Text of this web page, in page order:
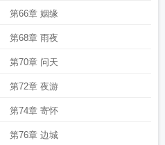
第66章 姻缘
第68章 雨夜
第70章 问天
第72章 夜游
第74章 寄怀
第76章 边城